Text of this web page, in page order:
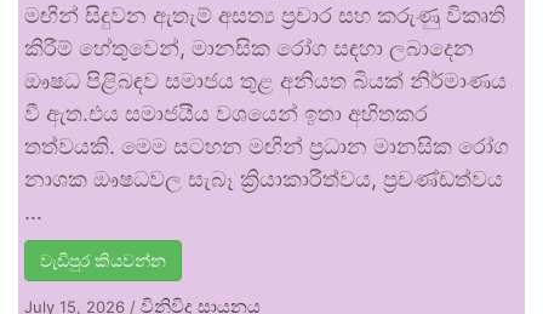
මඟින් සිදුවන ඇතැම් අසත්‍ය ප්‍රචාර සහ කරුණු විකෘති
කිරීම් හේතුවෙන්, මානසික රෝග සඳහා ලබාදෙන
ඖෂධ පිළිබඳව සමාජය තුළ අනියත බියක් නිර්මාණය
වී ඇත.එය සමාජයීය වශයෙන් ඉතා අහිතකර
තත්වයකි. මෙම සටහන මඟින් ප්‍රධාන මානසික රෝග
නාශක ඖෂධවල සැබෑ ක්‍රියාකාරීත්වය, ප්‍රචණ්ඩත්වය
…
වැඩිපුර කියවන්න
July 15, 2026 / විනිවිද සායනය